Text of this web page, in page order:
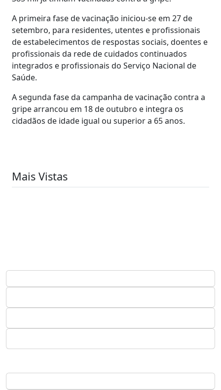
A primeira fase de vacinação iniciou-se em 27 de
setembro, para residentes, utentes e profissionais
de estabelecimentos de respostas sociais, doentes e
profissionais da rede de cuidados continuados
integrados e profissionais do Serviço Nacional de
Saúde.
A segunda fase da campanha de vacinação contra a
gripe arrancou em 18 de outubro e integra os
cidadãos de idade igual ou superior a 65 anos.
Mais Vistas